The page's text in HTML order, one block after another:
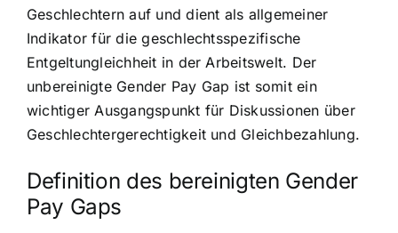
Geschlechtern auf und dient als allgemeiner
Indikator für die geschlechtsspezifische
Entgeltungleichheit in der Arbeitswelt. Der
unbereinigte Gender Pay Gap ist somit ein
wichtiger Ausgangspunkt für Diskussionen über
Geschlechtergerechtigkeit und Gleichbezahlung.
Definition des bereinigten Gender
Pay Gaps